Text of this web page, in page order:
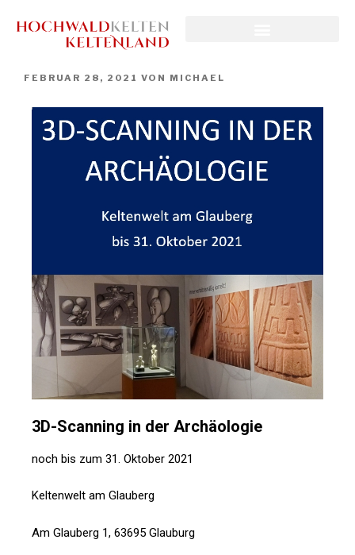
FEBRUAR 28, 2021 VON MICHAEL
3D-Scanning in der Archäologie
noch bis zum 31. Oktober 2021
Keltenwelt am Glauberg
Am Glauberg 1, 63695 Glauburg